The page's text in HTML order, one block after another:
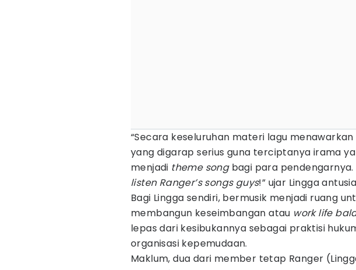
“Secara keseluruhan materi lagu
yang digarap serius guna terciptanya irama
menjadi theme songbagi para pendengarnya.
listen Ranger’s songs guys!” ujar Lingga
Bagi Lingga sendiri, bermusik menjadi ruang
membangun keseimbangan atau work life
lepas dari kesibukannya sebagai praktisi
organisasi kepemudaan.
Maklum, dua dari member tetap Ranger